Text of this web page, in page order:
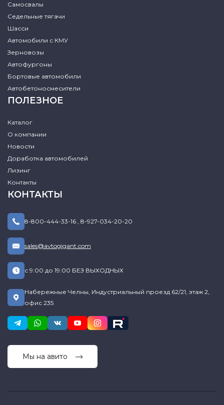
Самосвалы
Седельные тягачи
Шасси
Автомобили с КМУ
Зерновозы
Автофургоны
Бортовые автомобили
Автобетоносмесители
ПОЛЕЗНОЕ
Каталог
О компании
Новости
Доработка автомобилей
Лизинг
Контакты
КОНТАКТЫ
8-800-444-33-16 , 8-927-034-20-20
sales@avtogigant.com
с 9:00 до 19:00 БЕЗ ВЫХОДНЫХ
Набережные Челны, Индустриальный проезд 62/21, этаж 2,
офис 235
Мы на авито